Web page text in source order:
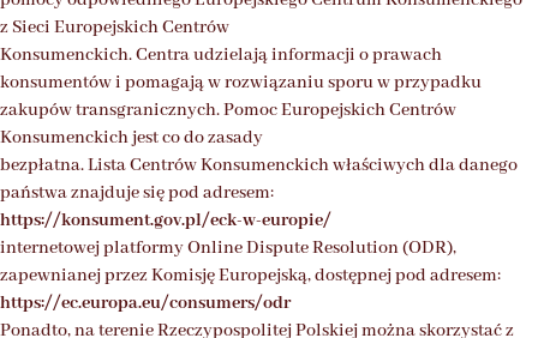
z Sieci Europejskich Centrów
Konsumenckich. Centra udzielają informacji o prawach
konsumentów i pomagają w rozwiązaniu sporu w przypadku
zakupów transgranicznych. Pomoc Europejskich Centrów
Konsumenckich jest co do zasady
bezpłatna. Lista Centrów Konsumenckich właściwych dla danego
państwa znajduje się pod adresem:
https://konsument.gov.pl/eck-w-europie/
internetowej platformy Online Dispute Resolution (ODR),
zapewnianej przez Komisję Europejską, dostępnej pod adresem:
https://ec.europa.eu/consumers/odr
Ponadto, na terenie Rzeczypospolitej Polskiej można skorzystać z